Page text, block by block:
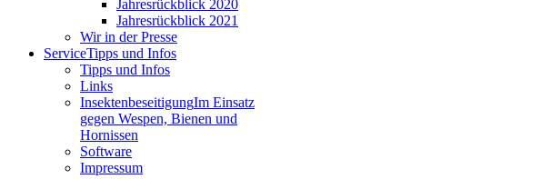
Jahresrückblick 2020
Jahresrückblick 2021
Wir in der Presse
ServiceTipps und Infos
Tipps und Infos
Links
InsektenbeseitigungIm Einsatz
gegen Wespen, Bienen und
Hornissen
Software
Impressum